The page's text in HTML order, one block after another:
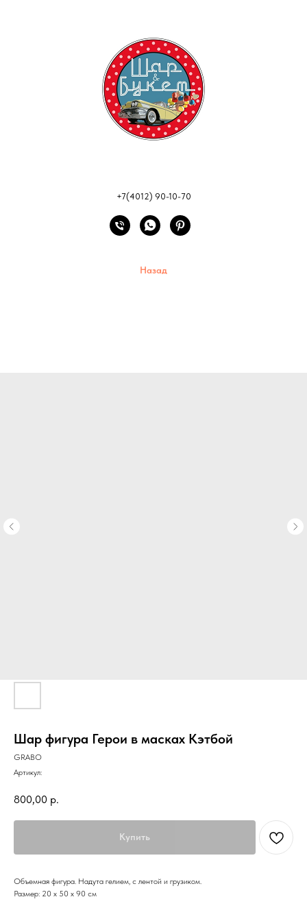
+7(4012) 90-10-70
Назад
Шар фигура Герои в масках Кэтбой
GRABO
Артикул:
800,00 р.
Купить
Объемная фигура. Надута гелием, с лентой и грузиком.
Размер: 20 х 50 х 90 см